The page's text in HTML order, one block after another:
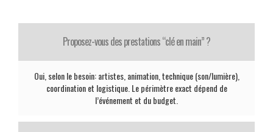
Proposez-vous des prestations “clé en main” ?
Oui, selon le besoin: artistes, animation, technique (son/lumière),
coordination et logistique. Le périmètre exact dépend de
l’événement et du budget.